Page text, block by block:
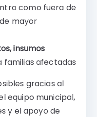
como fuera de
mayor
insumos
familias afectadas
gracias al
equipo municipal,
y el apoyo de